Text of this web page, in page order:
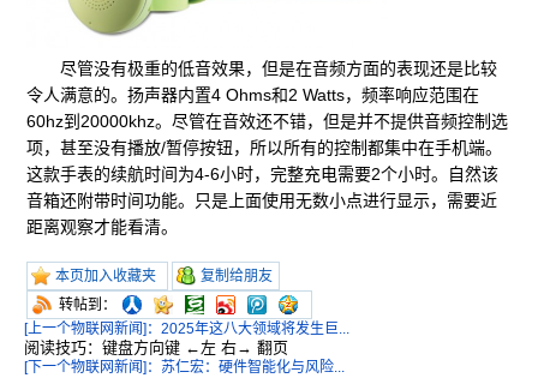
尽管没有极重的低音效果，但是在音频方面的表现还是比较
令人满意的。扬声器内置4 Ohms和2 Watts，频率响应范围在
60hz到20000khz。尽管在音效还不错，但是并不提供音频控制选
项，甚至没有播放/暂停按钮，所以所有的控制都集中在手机端。
这款手表的续航时间为4-6小时，完整充电需要2个小时。自然该
音箱还附带时间功能。只是上面使用无数小点进行显示，需要近
距离观察才能看清。
本页加入收藏夹
复制给朋友
转帖到：
[上一个物联网新闻]：2025年这八大领域将发生巨...
阅读技巧：键盘方向键 ←左 右→ 翻页
[下一个物联网新闻]：苏仁宏：硬件智能化与风险...